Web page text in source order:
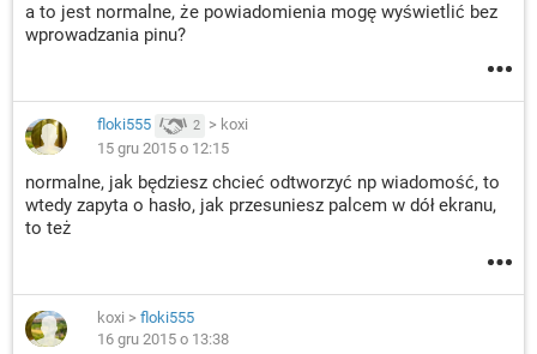
a to jest normalne, że powiadomienia mogę wyświetlić bez
wprowadzania pinu?
floki555 2 > koxi
15 gru 2015 o 12:15
normalne, jak będziesz chcieć odtworzyć np wiadomość, to
wtedy zapyta o hasło, jak przesuniesz palcem w dół ekranu,
to też
koxi > floki555
16 gru 2015 o 13:38